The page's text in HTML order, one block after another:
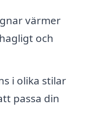
värmer
och
i olika stilar
passa din